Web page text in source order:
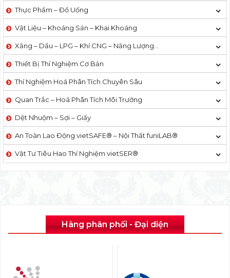
Thực Phẩm – Đồ Uống
Vật Liệu – Khoáng Sản – Khai Khoáng
Xăng – Dầu – LPG – Khí CNG – Năng Lượng…
Thiết Bị Thí Nghiệm Cơ Bản
Thí Nghiệm Hoá Phân Tích Chuyên Sâu
Quan Trắc – Hoá Phân Tích Môi Trường
Dệt Nhuộm – Sợi – Giấy
An Toàn Lao Động vietSAFE® – Nội Thất funiLAB®
Vật Tư Tiêu Hao Thí Nghiệm vietSER®
Hãng phân phối - Đại diện